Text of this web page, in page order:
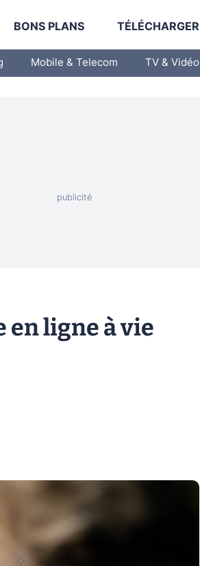
BONS PLANS TÉLÉCHARGER
Mobile & Telecom TV & Vidéo
en ligne à vie